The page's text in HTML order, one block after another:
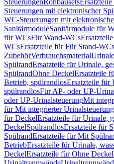
SteuerungenRohbausets
Steuerungen mit elektronischer
WC-Steuerungen mit
SanitärmoduleSanitärmodule für
für WCsFür Wand-WCs
WCsErsatzteile für Für Stand-WCs
ZubehörVerbrauchsmaterialUrinale
SpülrandErsatzteile für Urinale,
SpülrandOhne DeckelErsatzteile
Betrieb, spülrandlosErsatzteile für
spülrandlosFür AP- oder UP-
oder UP-UrinalsteuerungMit
für Mit integrierter Urinalsteuerung
für DeckelErsatzteile für Urinale,
DeckelSpülrandlosErsatzteile für
SpülrandErsatzteile für Mit
BetriebErsatzteile für Urinale,
DeckelErsatzteile für Ohne Deckel